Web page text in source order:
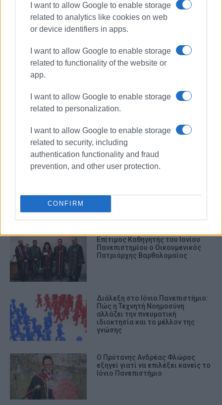
I want to allow Google to enable storage
related to analytics like cookies on web
or device identifiers in apps.
I want to allow Google to enable storage
related to functionality of the website or
app.
I want to allow Google to enable storage
related to personalization.
I want to allow Google to enable storage
related to security, including
authentication functionality and fraud
prevention, and other user protection.
CONFIRM
ΣΧΕΤΙΚA AΡΘΡΑ
Επίτιμος Καθηγητής του Ιονίου
Πανεπιστημίου ο Οικουμενικός
Πατριάρχης Βαρθολομαίος
Διάλεξη στο Ιόνιο Πανεπιστήμιο:
Πώς η Τεχνητή Νοημοσύνη
αλλάζει την πνευματική
ιδιοκτησία και το μέλλον της
γνώσης
Ο Πρύτανης Ανδρέας Φλώρος
εξηγεί γιατί να επιλέξει κανείς το
Ιόνιο Πανεπιστήμιο